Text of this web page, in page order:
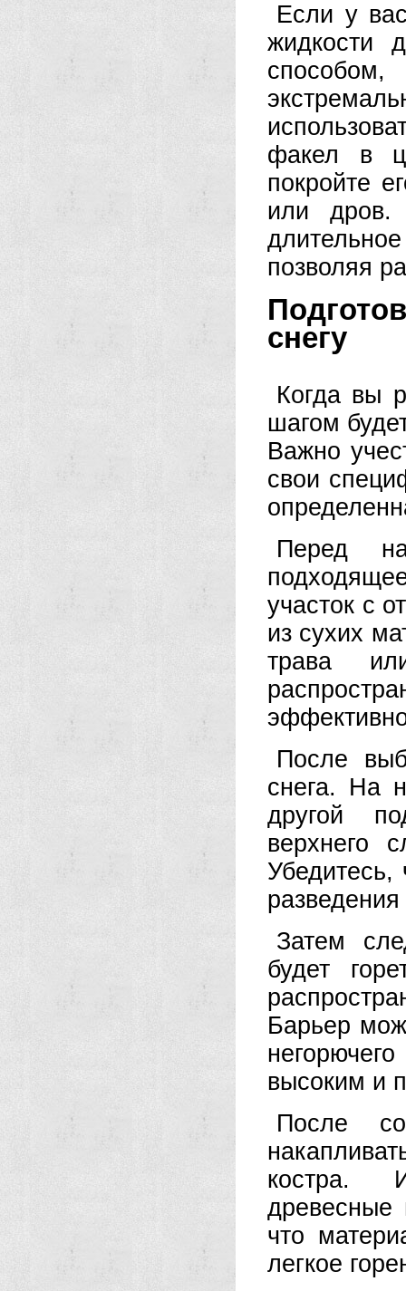
Если у
жидкости
факел в
покройте
или дров.
позволяя
снегу
Когда вы
шагом
Важно
свои
Перед
участок с
из сухих
трава
После
снега. На
другой
верхнего
Убедитесь,
Затем
будет
Барьер
высоким и
После
костра.
древесные
что
легкое